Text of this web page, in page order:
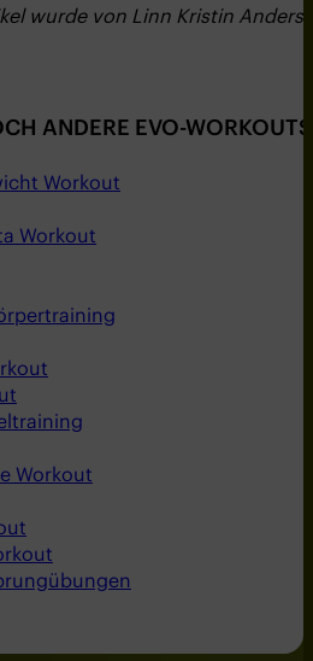
wurde von Linn Kristin
ANDERE EVO-
Workout
Workout
Workout